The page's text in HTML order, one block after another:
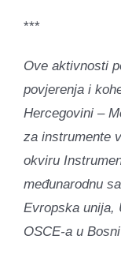
***
Ove aktivnosti
povjerenja i
Hercegovini –
za instrumente
okviru
međunarodnu
Evropska unija,
OSCE-a u